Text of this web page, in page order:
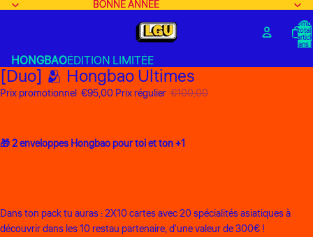
BONNE ANNÉE
BONNE ANNÉE
total
dans
HONGBAOÉDITION LIMITÉE
[Duo] 🫂 Hongbao Ultimes
Prix promotionnel €95,00 Prix régulier €100,00
🎁 2 enveloppes Hongbao pour toi et ton +1
Dans ton pack tu auras : 2X10 cartes avec 20 spécialités asiatiques à
découvrir dans les 10 restau partenaire, d'une valeur de 300€ !